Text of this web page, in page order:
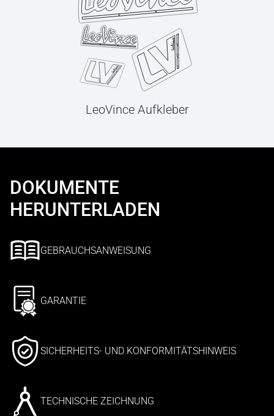
LeoVince Aufkleber
DOKUMENTE
HERUNTERLADEN
GEBRAUCHSANWEISUNG
GARANTIE
SICHERHEITS- UND KONFORMITÄTSHINWEIS
TECHNISCHE ZEICHNUNG